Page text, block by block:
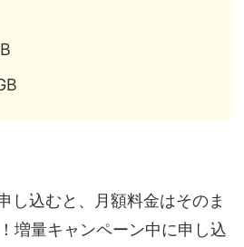
し込むと、月額料金はそのま
増量キャンペーン中に申し込